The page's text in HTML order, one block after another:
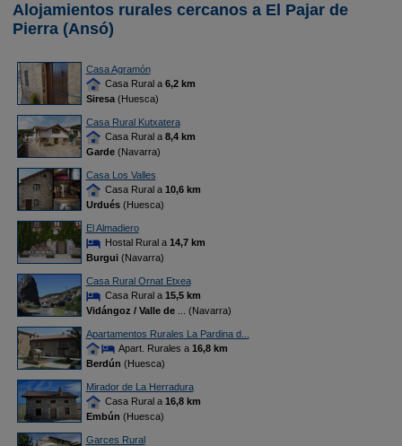
Alojamientos rurales cercanos a El Pajar de
Pierra (Ansó)
Casa Agramón
Casa Rural a 6,2 km
Siresa(Huesca)
Casa Rural Kutxatera
Casa Rural a 8,4 km
Garde(Navarra)
Casa Los Valles
Casa Rural a 10,6 km
Urdués(Huesca)
El Almadiero
Hostal Rural a 14,7 km
Burgui(Navarra)
Casa Rural Ornat Etxea
Casa Rural a 15,5 km
Vidángoz / Valle de
... (Navarra)
Apartamentos Rurales La Pardina d...
Apart. Rurales a 16,8 km
Berdún (Huesca)
Mirador de La Herradura
Casa Rural a 16,8 km
Embún (Huesca)
Garces Rural